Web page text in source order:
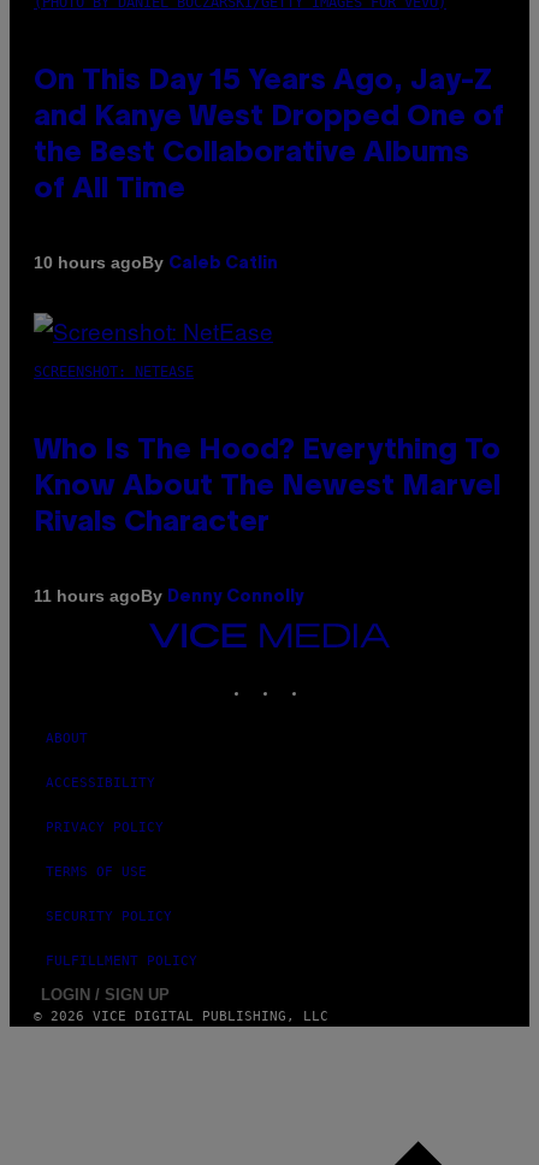
On This Day 15 Years Ago, Jay-Z
and Kanye West Dropped One of
the Best Collaborative Albums
of All Time
10 hours agoBy Caleb Catlin
SCREENSHOT: NETEASE
Who Is The Hood? Everything To
Know About The Newest Marvel
Rivals Character
11 hours agoBy Denny Connolly
VICE
MEDIA
ABOUT
ACCESSIBILITY
PRIVACY POLICY
TERMS OF USE
SECURITY POLICY
FULFILLMENT POLICY
LOGIN / SIGN UP
© 2026 VICE DIGITAL PUBLISHING, LLC